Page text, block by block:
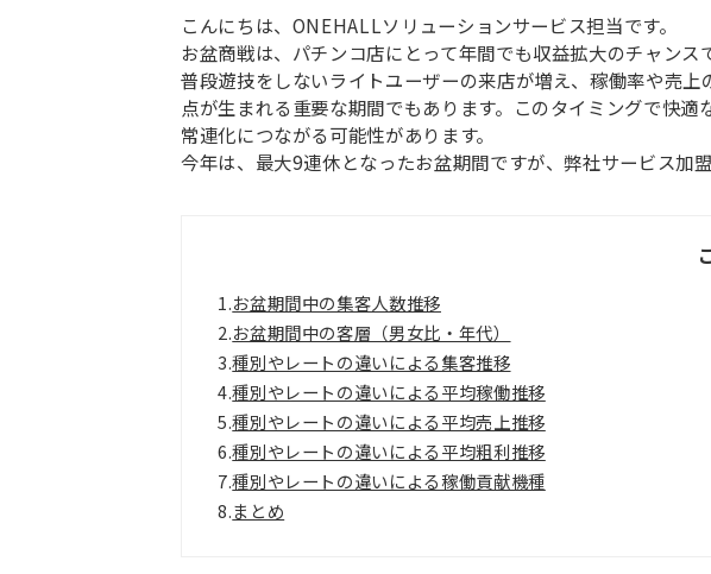
こんにちは、ONEHALLソリューションサービス担当です。
お盆商戦は、パチンコ店にとって年間でも収益拡大のチャンスで
普段遊技をしないライトユーザーの来店が増え、稼働率や売
点が生まれる重要な期間でもあります。このタイミングで快
常連化につながる可能性があります。
今年は、最大9連休となったお盆期間ですが、弊社サービス加
1.お盆期間中の集客人数推移
2.お盆期間中の客層（男女比・年代）
3.種別やレートの違いによる集客推移
4.種別やレートの違いによる平均稼働推移
5.種別やレートの違いによる平均売上推移
6.種別やレートの違いによる平均粗利推移
7.種別やレートの違いによる稼働貢献機種
8.まとめ